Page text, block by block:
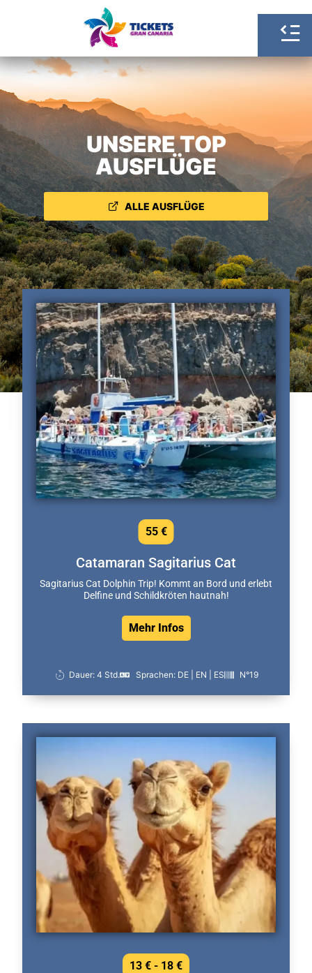
UNSERE TOP
AUSFLÜGE
ALLE AUSFLÜGE
Catamaran Sagitarius Cat
Sagitarius Cat Dolphin Trip! Kommt an Bord und erlebt
Delfine und Schildkröten hautnah!
Mehr Infos
55 €
Dauer: 4 Std. Sprachen: DE | EN | ES N°19
13 € - 18 €